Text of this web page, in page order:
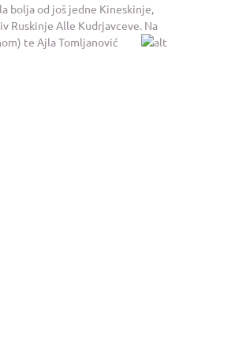
bolja od još jedne Kineskinje,
Ruskinje Alle Kudrjavceve. Na
te Ajla Tomljanović